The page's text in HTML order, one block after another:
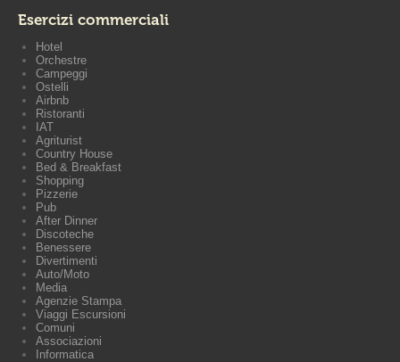
Esercizi commerciali
Hotel
Orchestre
Campeggi
Ostelli
Airbnb
Ristoranti
IAT
Agriturist
Country House
Bed & Breakfast
Shopping
Pizzerie
Pub
After Dinner
Discoteche
Benessere
Divertimenti
Auto/Moto
Media
Agenzie Stampa
Viaggi Escursioni
Comuni
Associazioni
Informatica